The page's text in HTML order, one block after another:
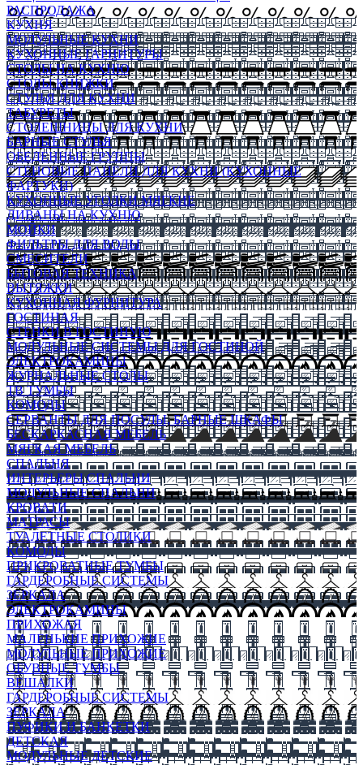
РАСПРОДАЖА
КУХНЯ
МОДУЛЬНЫЕ КУХНИ
КУХОННЫЕ ГАРНИТУРЫ
СТОЛЫ НА КУХНЮ
СТОЛЫ КНИЖКИ
СТУЛЬЯ ДЛЯ КУХНИ
ТАБУРЕТЫ
СТОЛЕШНИЦЫ ДЛЯ КУХНИ
БАРНЫЕ СТУЛЬЯ
ОБЕДЕННЫЕ ГРУППЫ
СТЕНОВЫЕ ПАНЕЛИ ДЛЯ КУХНИ (КУХОННЫЕ
ФАРТУКИ)
КУХОННЫЕ УГОЛКИ МЯГКИЕ
ДИВАНЫ НА КУХНЮ
МОЙКИ
ФИЛЬТРЫ ДЛЯ ВОДЫ
СМЕСИТЕЛИ
БЫТОВАЯ ТЕХНИКА
ВЫТЯЖКИ
КУХОННАЯ ФУРНИТУРА
ГОСТИНАЯ
СТЕНКИ В ГОСТИНУЮ
МОДУЛЬНЫЕ СИСТЕМЫ ДЛЯ ГОСТИНОЙ
ЭЛЕКТРОКАМИНЫ
ЖУРНАЛЬНЫЕ СТОЛЫ
ТВ ТУМБЫ
КОМОДЫ
СЕРВАНТЫ ДЛЯ ПОСУДЫ, БАРНЫЕ ШКАФЫ
БЕСКАРКАСНАЯ МЕБЕЛЬ
МЯГКАЯ МЕБЕЛЬ
СПАЛЬНЯ
ИНТЕРЬЕРЫ СПАЛЬНИ
МОДУЛЬНЫЕ СПАЛЬНИ
КРОВАТИ
МАТРАСЫ
ТУАЛЕТНЫЕ СТОЛИКИ
КОМОДЫ
ПРИКРОВАТНЫЕ ТУМБЫ
ГАРДЕРОБНЫЕ СИСТЕМЫ
ЗЕРКАЛА
ЭЛЕКТРОКАМИНЫ
ПРИХОЖАЯ
МАЛЕНЬКИЕ ПРИХОЖИЕ
МОДУЛЬНЫЕ ПРИХОЖИЕ
ОБУВНЫЕ ТУМБЫ
ВЕШАЛКИ
ГАРДЕРОБНЫЕ СИСТЕМЫ
ЗЕРКАЛА
ПУФИКИ И БАНКЕТКИ
ДЕТСКАЯ
МОДУЛЬНЫЕ ДЕТСКИЕ